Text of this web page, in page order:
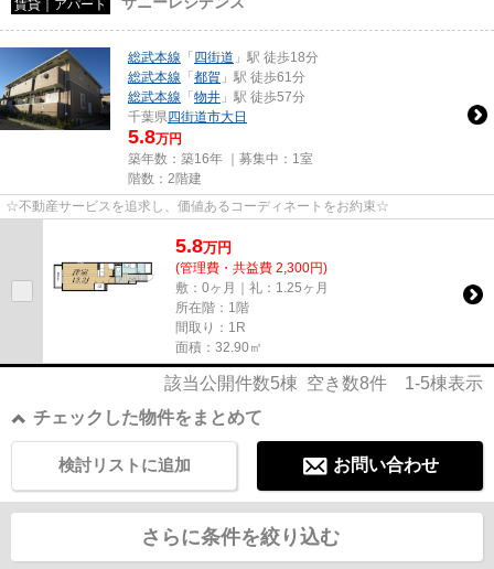
賃貸｜アパート
総武本線 「四街道 」駅 徒歩18分
総武本線 「都賀 」駅 徒歩61分
総武本線 「物井 」駅 徒歩57分
千葉県四街道市大日
5.8万円
築年数：築16年 ｜募集中： 1室
階数：2階建
☆不動産サービスを追求し、価値あるコーディネートをお約束☆
5.8万円
(管理費・共益費 2,300円)
敷：0ヶ月｜礼：1.25ヶ月
所在階：1階
間取り：1R
面積：32.90㎡
該当公開件数5棟 空き数8件 1-5棟表示
チェックした物件をまとめて
お問い合わせ
検討リストに追加
さらに条件を絞り込む